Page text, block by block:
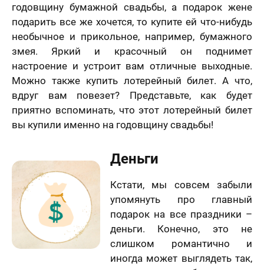
годовщину бумажной свадьбы, а подарок жене
подарить все же хочется, то купите ей что-нибудь
необычное и прикольное, например, бумажного
змея. Яркий и красочный он поднимет
настроение и устроит вам отличные выходные.
Можно также купить лотерейный билет. А что,
вдруг вам повезет? Представьте, как будет
приятно вспоминать, что этот лотерейный билет
вы купили именно на годовщину свадьбы!
Деньги
Кстати, мы совсем забыли
упомянуть про главный
подарок на все праздники –
деньги. Конечно, это не
слишком романтично и
иногда может выглядеть так,
Вашего портрета
Ваше имя
Ваш номер телефона
5 шагов
К какому поводу выбираете
картину?
Как
скоро
Вам
нужен
подарок?
Ответьте
на
вопросы
и
вашего
портрета
В течение
недели
шаг!
контакты,
Вам в
15 минут.
телефона
на
отзыв
Ваша оценка *
Имя